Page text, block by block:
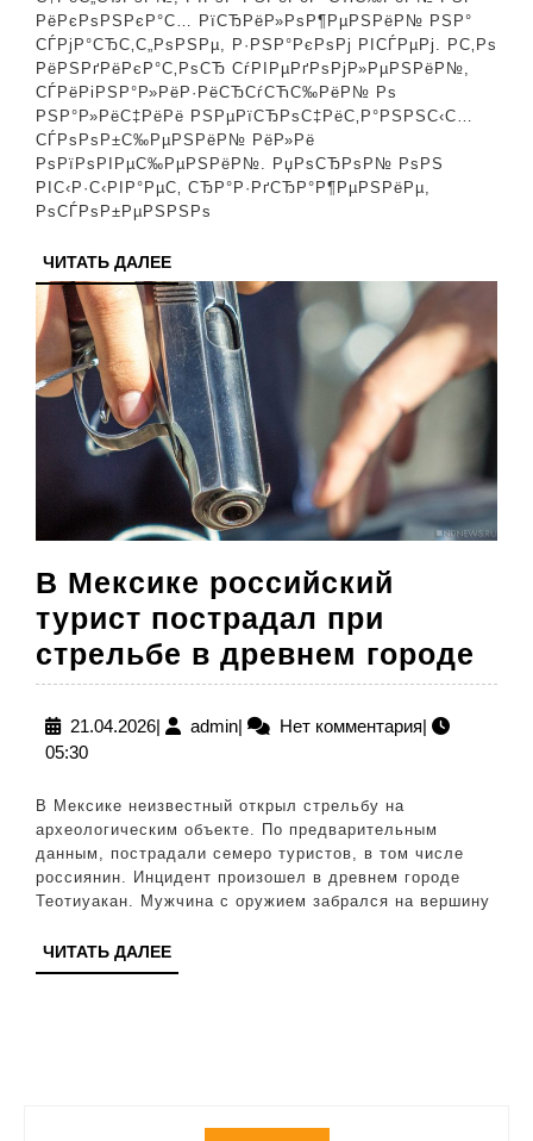
Р±С‹СЃС‚СЂРѕ
СѓР±СЂР°С‚СЊ
РЅР°
Android
РёРєРѕРЅРєР°С… РїСЂРёР»РѕР¶РµРЅРёР№ РЅР°
СЃРјР°СЂС‚С„РѕРЅРµ, Р·РЅР°РєРѕРј РІСЃРµРј. Р­С‚Рѕ
РёРЅРґРёРєР°С‚РѕСЂ СѓРІРµРґРѕРјР»РµРЅРёР№,
СЃРёРіРЅР°Р»РёР·РёСЂСѓСЋС‰РёР№ Рѕ
РЅР°Р»РёС‡РёРё РЅРµРїСЂРѕС‡РёС‚Р°РЅРЅС‹С…
СЃРѕРѕР±С‰РµРЅРёР№ РёР»Рё
РѕРїРѕРІРµС‰РµРЅРёР№. РџРѕСЂРѕР№ РѕРЅ
РІС‹Р·С‹РІР°РµС‚ СЂР°Р·РґСЂР°Р¶РµРЅРёРµ,
РѕСЃРѕР±РµРЅРЅРѕ
ЧИТАТЬ ДАЛЕЕЧИТАТЬ
ДАЛЕЕ
В Мексике российский
турист пострадал при
стрельбе в древнем городе
в
21.04.202621.04.2026
| adminadmin
| Нет комментария|
05:30
В Мексике неизвестный открыл стрельбу на
археологическим объекте. По предварительным
данным, пострадали семеро туристов, в том числе
россиянин. Инцидент произошел в древнем городе
Теотиуакан. Мужчина с оружием забрался на вершину
ЧИТАТЬ ДАЛЕЕЧИТАТЬ
ДАЛЕЕ